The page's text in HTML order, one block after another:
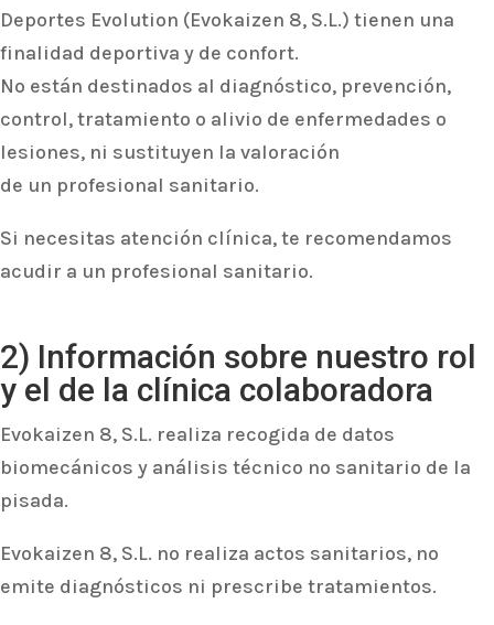
Deportes Evolution (Evokaizen 8, S.L.) tienen una
finalidad deportiva y de confort.
No están destinados al diagnóstico, prevención,
control, tratamiento o alivio de enfermedades o
lesiones, ni sustituyen la valoración
de un profesional sanitario.
Si necesitas atención clínica, te recomendamos
acudir a un profesional sanitario.
2) Información sobre nuestro rol
y el de la clínica colaboradora
Evokaizen 8, S.L. realiza recogida de datos
biomecánicos y análisis técnico no sanitario de la
pisada.
Evokaizen 8, S.L. no realiza actos sanitarios, no
emite diagnósticos ni prescribe tratamientos.